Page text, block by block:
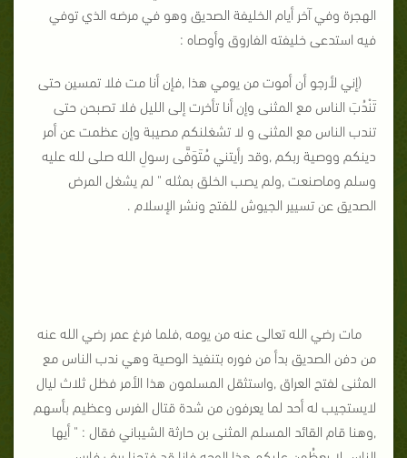
الهجرة وفي آخر أيام الخليفة الصديق وهو في مرضه الذي توفي
فيه استدعى خليفته الفاروق وأوصاه :
(إني لأرجو أن أموت من يومي هذا ,فإن أنا مت فلا تمسين حتى
تَنْدُبَ الناس مع المثنى وإن أنا تأخرت إلى الليل فلا تصبحن حتى
تندب الناس مع المثنى و لا تشغلنكم مصيبة وإن عظمت عن أمر
دينكم ووصية ربكم ,وقد رأيتني مُتَوَفَّى رسولِ الله صلى لله عليه
وسلم وماصنعت ,ولم يصب الخلق بمثله " لم يشغل المرض
الصديق عن تسيير الجيوش للفتح ونشر الإسلام .
مات رضي الله تعالى عنه من يومه ,فلما فرغ عمر رضي الله عنه
من دفن الصديق بدأ من فوره بتنفيذ الوصية وهي ندب الناس مع
المثنى لفتح العراق ,واستثقل المسلمون هذا الأمر فظل ثلاث ليال
لايستجيب له أحد لما يعرفون من شدة قتال الفرس وعظيم بأسهم
,وهنا قام القائد المسلم المثنى بن حارثة الشيباني فقال : " أيها